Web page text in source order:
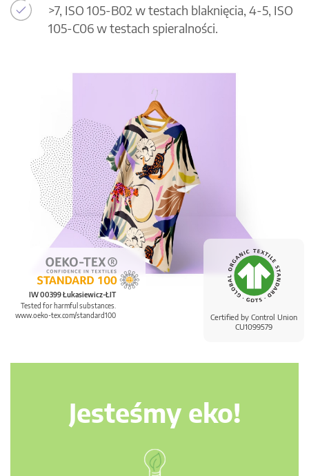
Certified by Control Union
CU1099579
IW 00399 Łukasiewicz-ŁIT
Tested for harmful substances.
www.oeko-tex.com/standard100
>7, ISO 105-B02 w testach blaknięcia, 4-5, ISO
105-C06 w testach spieralności.
Jesteśmy eko!